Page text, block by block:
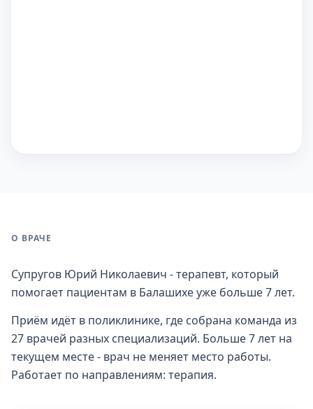
О ВРАЧЕ
Супругов Юрий Николаевич - терапевт, который
помогает пациентам в Балашихе уже больше 7 лет.
Приём идёт в поликлинике, где собрана команда из
27 врачей разных специализаций. Больше 7 лет на
текущем месте - врач не меняет место работы.
Работает по направлениям: терапия.